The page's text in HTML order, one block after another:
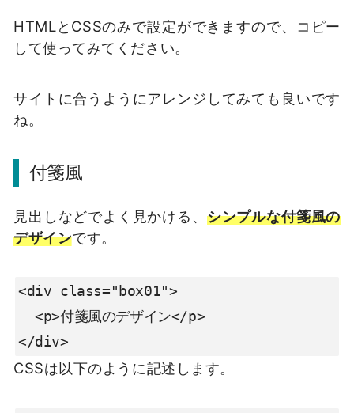
HTMLとCSSのみで設定ができますので、コピー
して使ってみてください。
サイトに合うようにアレンジしてみても良いです
ね。
付箋風
見出しなどでよく見かける、 シンプルな付箋風の
デザインです。
<div class="box01">
  <p>付箋風のデザイン</p>
</div>
CSSは以下のように記述します。